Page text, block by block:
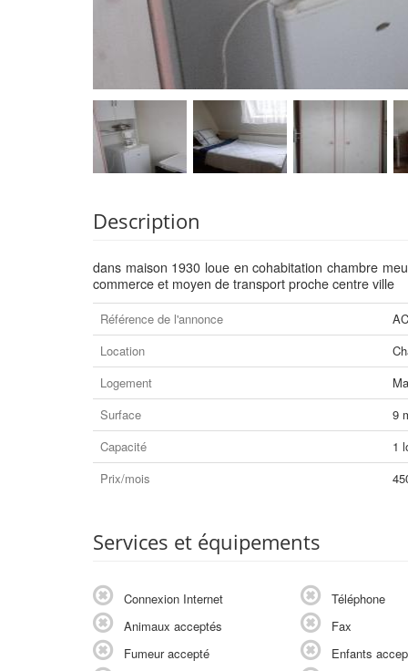
Description
dans maison 1930 loue en cohabitation chambre
commerce et moyen de transport proche centre ville
Référence de l'annonce
Location
Logement
Surface
9
Capacité
1
Prix/mois
Services et équipements
Connexion Internet
Animaux acceptés
Fumeur accepté
Téléphone
Fax
Enfants